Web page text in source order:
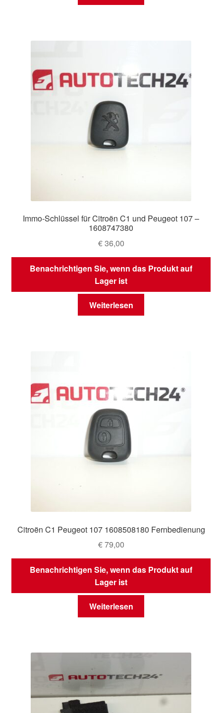
Immo-Schlüssel für Citroën C1 und Peugeot 107 –
1608747380
€36,00
Benachrichtigen Sie, wenn das Produkt auf
Lager ist
Weiterlesen
Citroën C1 Peugeot 107 1608508180 Fernbedienung
€79,00
Benachrichtigen Sie, wenn das Produkt auf
Lager ist
Weiterlesen